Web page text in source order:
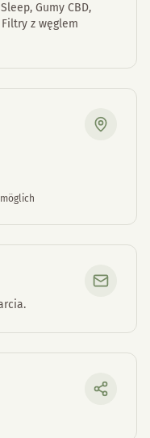
Gumy CBD,
Filtry z węglem